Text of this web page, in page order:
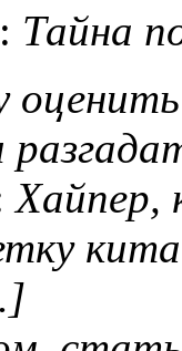
: Тайна
Хайпер,